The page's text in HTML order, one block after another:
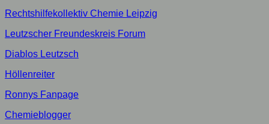
Rechtshilfekollektiv Chemie Leipzig
Leutzscher Freundeskreis Forum
Diablos Leutzsch
Höllenreiter
Ronnys Fanpage
Chemieblogger